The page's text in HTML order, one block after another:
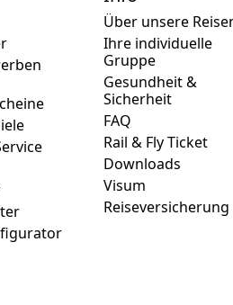
Über unsere
Ihre individuelle
Gruppe
Gesundheit &
Sicherheit
FAQ
Rail & Fly Ticket
Downloads
Visum
Reiseversicherung